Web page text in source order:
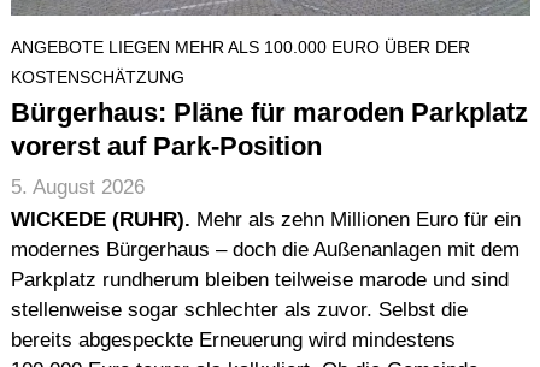
ANGEBOTE LIEGEN MEHR ALS 100.000 EURO ÜBER DER
KOSTENSCHÄTZUNG
Bürgerhaus: Pläne für maroden Parkplatz
vorerst auf Park-Position
5. August 2026
WICKEDE (RUHR). Mehr als zehn Millionen Euro für ein
modernes Bürgerhaus – doch die Außenanlagen mit dem
Parkplatz rundherum bleiben teilweise marode und sind
stellenweise sogar schlechter als zuvor. Selbst die
bereits abgespeckte Erneuerung wird mindestens